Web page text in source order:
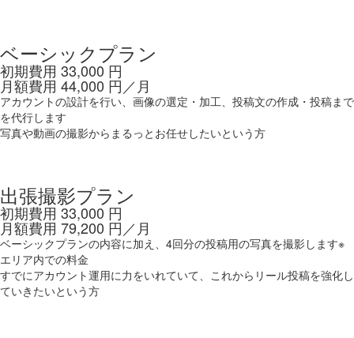
ベーシックプラン
初期費用 33,000 円
月額費用 44,000 円／月
アカウントの設計を行い、画像の選定・加工、投稿文の作成・投稿まで
を代行します
写真や動画の撮影からまるっとお任せしたいという方
出張撮影プラン
初期費用 33,000 円
月額費用 79,200 円／月
ベーシックプランの内容に加え、4回分の投稿用の写真を撮影します※
エリア内での料金
すでにアカウント運用に力をいれていて、これからリール投稿を強化し
ていきたいという方